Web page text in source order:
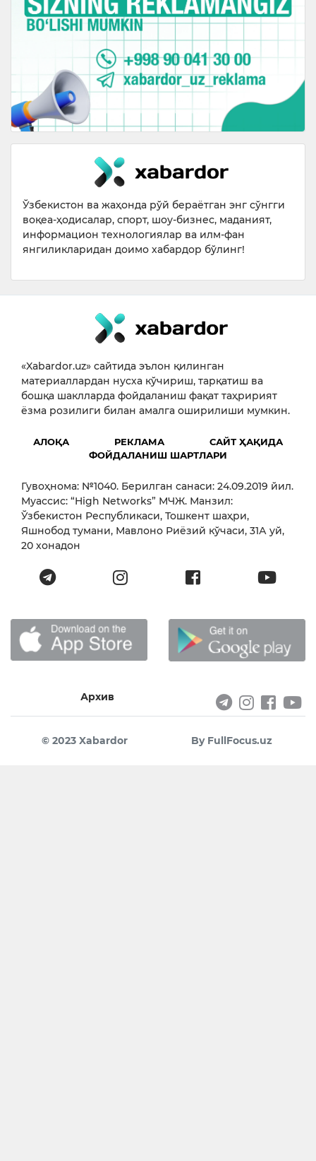
Ўзбекистон ва жаҳонда рўй бераётган энг сўнгги
воқеа-ҳодисалар, спорт, шоу-бизнес, маданият,
информацион технологиялар ва илм-фан
янгиликларидан доимо хабардор бўлинг!
«Xabardor.uz» сайтида эълон қилинган
материаллардан нусха кўчириш, тарқатиш ва
бошқа шаклларда фойдаланиш фақат таҳририят
ёзма розилиги билан амалга оширилиши мумкин.
АЛОҚА РЕКЛАМА
САЙТ ҲАҚИДА
ФОЙДАЛАНИШ ШАРТЛАРИ
Гувоҳнома: №1040. Берилган санаси: 24.09.2019 йил.
Муассис: “High Networks” МЧЖ. Манзил:
Ўзбекистон Республикаси, Тошкент шаҳри,
Яшнобод тумани, Мавлоно Риёзий кўчаси, 31А уй,
20 хонадон
Архив
© 2023 Xabardor By FullFocus.uz